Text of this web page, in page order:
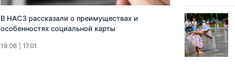
В НАСЗ рассказали о преимуществах и
особенностях социальной карты
19:06 | 17.01